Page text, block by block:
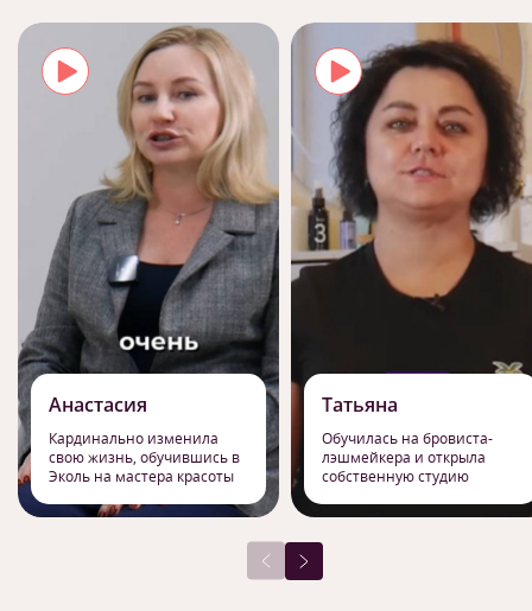
Анастасия
Кардинально изменила
свою жизнь, обучившись в
Эколь на мастера красоты
Татьяна
Обучилась на бровиста-
лэшмейкера и открыла
собственную студию